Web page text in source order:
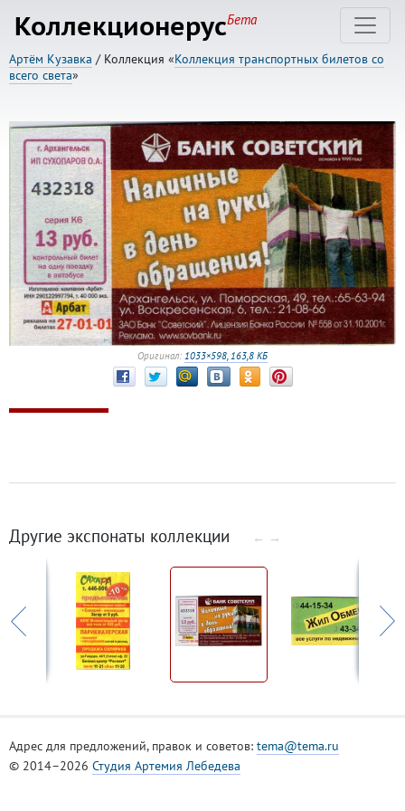
КоллекционерусБета
Артём Кузавка / Коллекция «Коллекция транспортных билетов со
всего света»
Оригинал: 1033×598, 163,8 КБ
Другие экспонаты коллекции ← →
Адрес для предложений, правок и советов: tema@tema.ru
© 2014–2026 Студия Артемия Лебедева